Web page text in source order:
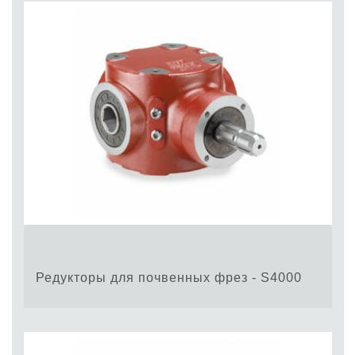
Редукторы для почвенных фрез - S4000